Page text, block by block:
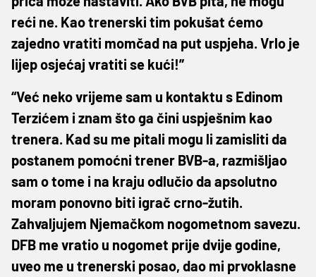
reći ne. Kao trenerski tim pokušat ćemo
zajedno vratiti momčad na put uspjeha. Vrlo je
lijep osjećaj vratiti se kući!”
“Već neko vrijeme sam u kontaktu s Edinom
Terzićem i znam što ga čini uspješnim kao
trenera. Kad su me pitali mogu li zamisliti da
postanem pomoćni trener BVB-a, razmišljao
sam o tome i na kraju odlučio da apsolutno
moram ponovno biti igrač crno-žutih.
Zahvaljujem Njemačkom nogometnom savezu.
DFB me vratio u nogomet prije dvije godine,
uveo me u trenerski posao, dao mi prvoklasne